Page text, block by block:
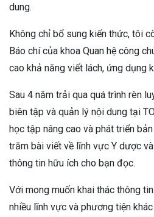
dung.
Không chỉ bổ sung kiến thức, tôi
Báo chí của khoa Quan hệ công
cao khả năng viết lách, ứng dụng
Sau 4 năm trải qua quá trình rèn
biên tập và quản lý nội dung tại
học tập nâng cao và phát triển
trăm bài viết về lĩnh vực Y dược
thông tin hữu ích cho bạn đọc.
Với mong muốn khai thác thông
nhiều lĩnh vực và phương tiện